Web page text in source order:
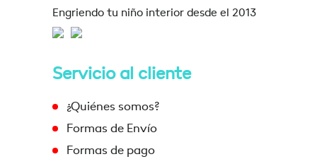
Engriendo tu niño interior desde el 2013
Servicio al cliente
¿Quiénes somos?
Formas de Envío
Formas de pago